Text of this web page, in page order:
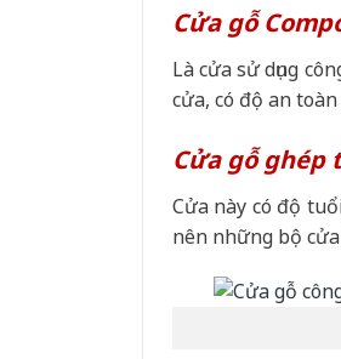
Cửa gỗ
Là cửa sử dụng
cửa, có độ an
Cửa gỗ ghép
Cửa này có độ
nên những bộ